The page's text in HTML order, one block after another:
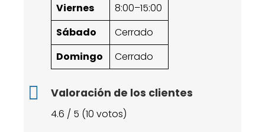
Viernes
8:00–15:00
Sábado
Cerrado
Domingo
Cerrado
Valoración de los clientes
4.6 / 5 (10 votos)